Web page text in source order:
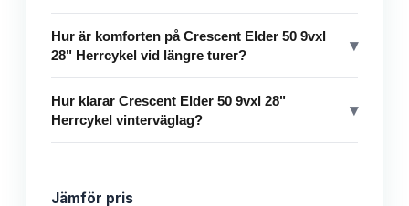
Hur är komforten på Crescent Elder 50 9vxl
28" Herrcykel vid längre turer?
▾
Hur klarar Crescent Elder 50 9vxl 28"
Herrcykel vinterväglag?
▾
Jämför pris